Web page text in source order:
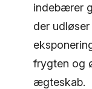
indebærer
der
frygten og
ægteskab.